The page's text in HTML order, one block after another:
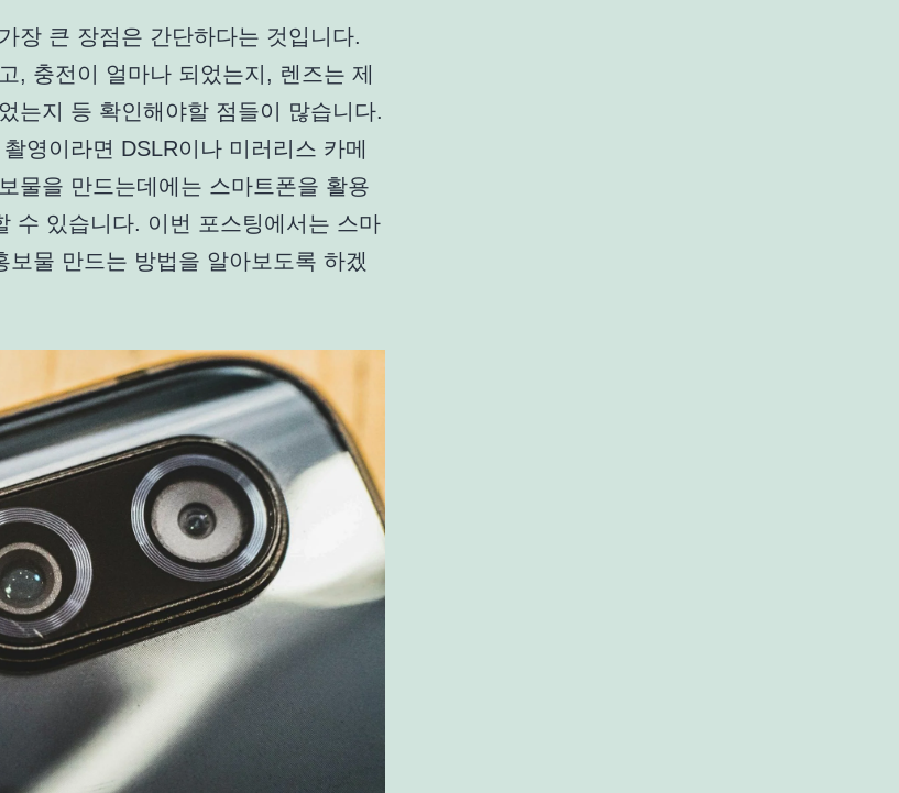
장 큰 장점은 간단하다는 것입니다.
, 충전이 얼마나 되었는지, 렌즈는 제
는지 등 확인해야할 점들이 많습니다.
영이라면 DSLR이나 미러리스 카메
물을 만드는데에는 스마트폰을 활용
수 있습니다. 이번 포스팅에서는 스마
물 만드는 방법을 알아보도록 하겠